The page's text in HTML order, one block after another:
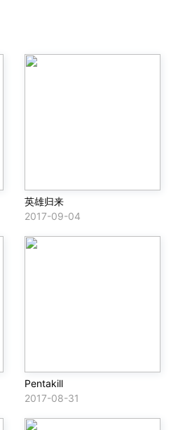
英雄归来
2017-09-04
Pentakill
2017-08-31